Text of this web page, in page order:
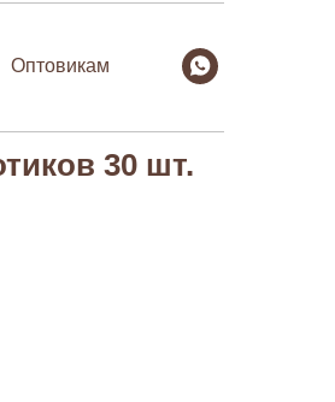
Оптовикам
30 шт.